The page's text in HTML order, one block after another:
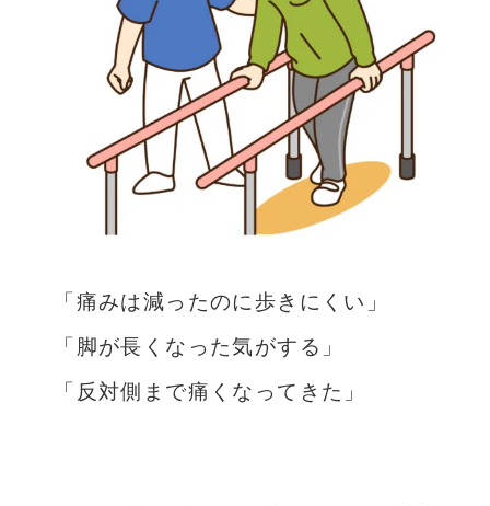
「痛みは減ったのに歩きにくい」
「脚が長くなった気がする」
「反対側まで痛くなってきた」